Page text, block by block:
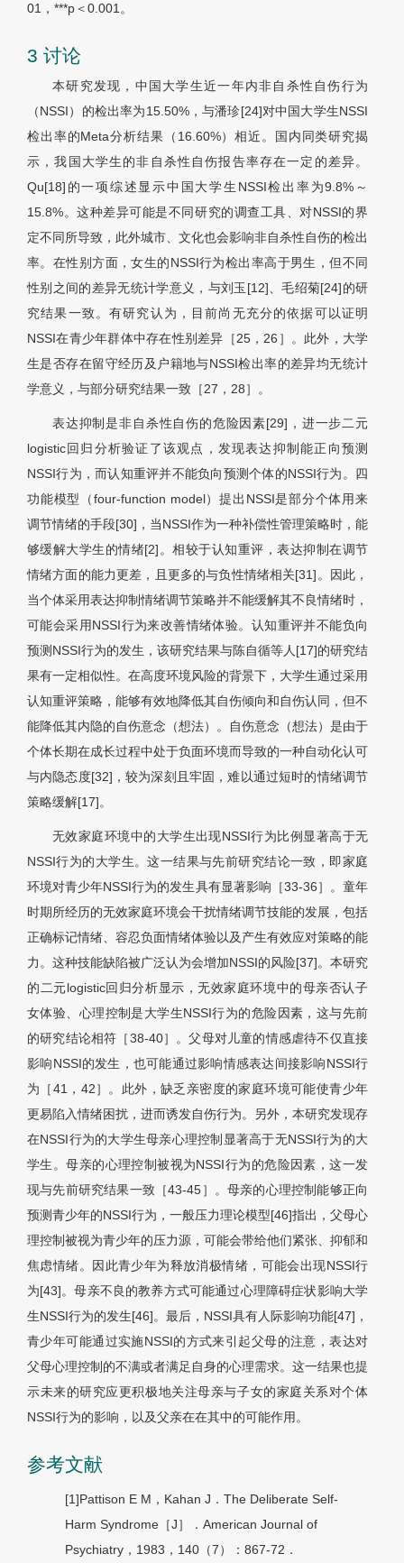
01，***p＜0.001。
3 讨论
本研究发现，中国大学生近一年内非自杀性自伤行为
（NSSI）的检出率为15.50%，与潘珍[24]对中国大学生NSSI
检出率的Meta分析结果（16.60%）相近。国内同类研究揭
示，我国大学生的非自杀性自伤报告率存在一定的差异。
Qu[18]的一项综述显示中国大学生NSSI检出率为9.8%～
15.8%。这种差异可能是不同研究的调查工具、对NSSI的界
定不同所导致，此外城市、文化也会影响非自杀性自伤的检出
率。在性别方面，女生的NSSI行为检出率高于男生，但不同
性别之间的差异无统计学意义，与刘玉[12]、毛绍菊[24]的研
究结果一致。有研究认为，目前尚无充分的依据可以证明
NSSI在青少年群体中存在性别差异［25，26］。此外，大学
生是否存在留守经历及户籍地与NSSI检出率的差异均无统计
学意义，与部分研究结果一致［27，28］。
表达抑制是非自杀性自伤的危险因素[29]，进一步二元
logistic回归分析验证了该观点，发现表达抑制能正向预测
NSSI行为，而认知重评并不能负向预测个体的NSSI行为。四
功能模型（four-function model）提出NSSI是部分个体用来
调节情绪的手段[30]，当NSSI作为一种补偿性管理策略时，能
够缓解大学生的情绪[2]。相较于认知重评，表达抑制在调节
情绪方面的能力更差，且更多的与负性情绪相关[31]。因此，
当个体采用表达抑制情绪调节策略并不能缓解其不良情绪时，
可能会采用NSSI行为来改善情绪体验。认知重评并不能负向
预测NSSI行为的发生，该研究结果与陈自循等人[17]的研究结
果有一定相似性。在高度环境风险的背景下，大学生通过采用
认知重评策略，能够有效地降低其自伤倾向和自伤认同，但不
能降低其内隐的自伤意念（想法）。自伤意念（想法）是由于
个体长期在成长过程中处于负面环境而导致的一种自动化认可
与内隐态度[32]，较为深刻且牢固，难以通过短时的情绪调节
策略缓解[17]。
无效家庭环境中的大学生出现NSSI行为比例显著高于无
NSSI行为的大学生。这一结果与先前研究结论一致，即家庭
环境对青少年NSSI行为的发生具有显著影响［33-36］。童年
时期所经历的无效家庭环境会干扰情绪调节技能的发展，包括
正确标记情绪、容忍负面情绪体验以及产生有效应对策略的能
力。这种技能缺陷被广泛认为会增加NSSI的风险[37]。本研究
的二元logistic回归分析显示，无效家庭环境中的母亲否认子
女体验、心理控制是大学生NSSI行为的危险因素，这与先前
的研究结论相符［38-40］。父母对儿童的情感虐待不仅直接
影响NSSI的发生，也可能通过影响情感表达间接影响NSSI行
为［41，42］。此外，缺乏亲密度的家庭环境可能使青少年
更易陷入情绪困扰，进而诱发自伤行为。另外，本研究发现存
在NSSI行为的大学生母亲心理控制显著高于无NSSI行为的大
学生。母亲的心理控制被视为NSSI行为的危险因素，这一发
现与先前研究结果一致［43-45］。母亲的心理控制能够正向
预测青少年的NSSI行为，一般压力理论模型[46]指出，父母心
理控制被视为青少年的压力源，可能会带给他们紧张、抑郁和
焦虑情绪。因此青少年为释放消极情绪，可能会出现NSSI行
为[43]。母亲不良的教养方式可能通过心理障碍症状影响大学
生NSSI行为的发生[46]。最后，NSSI具有人际影响功能[47]，
青少年可能通过实施NSSI的方式来引起父母的注意，表达对
父母心理控制的不满或者满足自身的心理需求。这一结果也提
示未来的研究应更积极地关注母亲与子女的家庭关系对个体
NSSI行为的影响，以及父亲在在其中的可能作用。
参考文献
[1]Pattison E M，Kahan J．The Deliberate Self-
Harm Syndrome［J］．American Journal of
Psychiatry，1983，140（7）：867-72．